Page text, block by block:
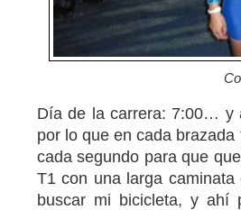
Día de la carrera: 7:00… y
por lo que en cada
cada segundo para que
T1 con una larga
buscar mi bicicleta, y ahí